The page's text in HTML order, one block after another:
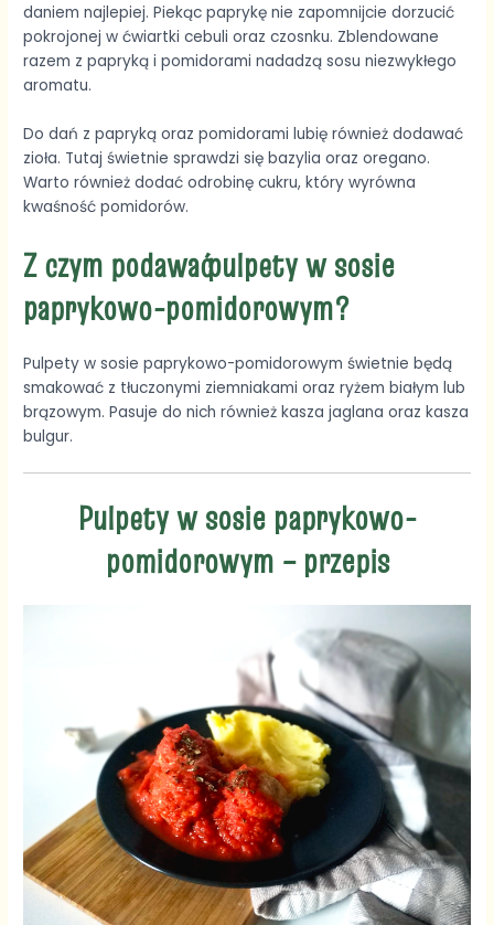
daniem najlepiej. Piekąc paprykę nie zapomnijcie dorzucić
pokrojonej w ćwiartki cebuli oraz czosnku. Zblendowane
razem z papryką i pomidorami nadadzą sosu niezwykłego
aromatu.
Do dań z papryką oraz pomidorami lubię również dodawać
zioła. Tutaj świetnie sprawdzi się bazylia oraz oregano.
Warto również dodać odrobinę cukru, który wyrówna
kwaśność pomidorów.
Z czym podawać pulpety w sosie
paprykowo-pomidorowym?
Pulpety w sosie paprykowo-pomidorowym świetnie będą
smakować z tłuczonymi ziemniakami oraz ryżem białym lub
brązowym. Pasuje do nich również kasza jaglana oraz kasza
bulgur.
Pulpety w sosie paprykowo-
pomidorowym – przepis